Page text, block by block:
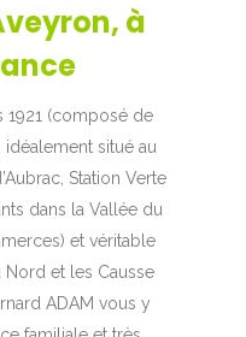
à
1921 (composé de
situé au
Station Verte
dans la Vallée du
et véritable
Nord et les Causse
ADAM vous y